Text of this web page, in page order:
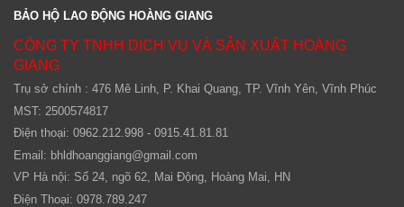
BẢO HỘ LAO ĐỘNG HOÀNG GIANG
CÔNG TY TNHH DỊCH VỤ VÀ SẢN XUẤT HOÀNG
GIANG
Trụ sở chính : 476 Mê Linh, P. Khai Quang, TP. Vĩnh Yên, Vĩnh Phúc
MST: 2500574817
Điện thoại: 0962.212.998 - 0915.41.81.81
Email: bhldhoanggiang@gmail.com
VP Hà nội: Số 24, ngõ 62, Mai Động, Hoàng Mai, HN
Điện Thoại: 0978.789.247